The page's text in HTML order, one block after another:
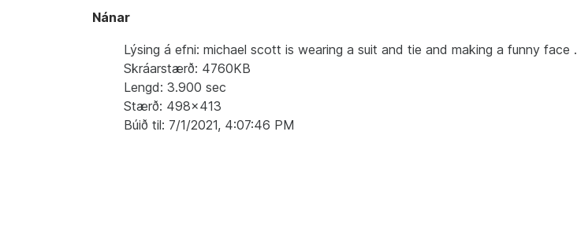
Nánar
Lýsing á efni: michael scott is wearing a suit and tie and making a funny face .
Skráarstærð: 4760KB
Lengd: 3.900 sec
Stærð: 498x413
Búið til: 7/1/2021, 4:07:46 PM